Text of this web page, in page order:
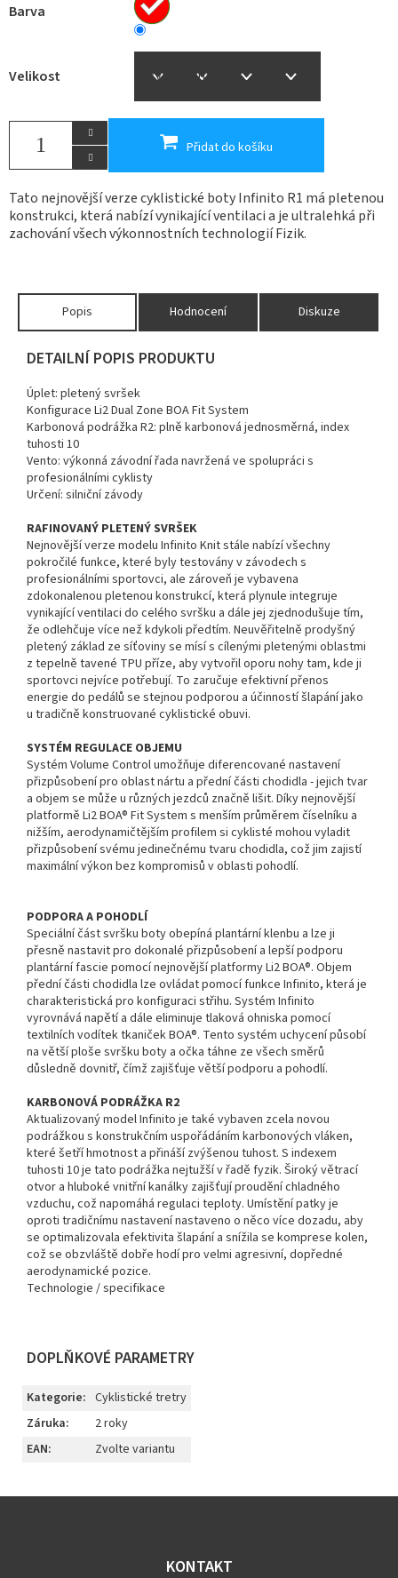
Barva
Velikost
Přidat do košíku
Tato nejnovější verze cyklistické boty Infinito R1 má pletenou
konstrukci, která nabízí vynikající ventilaci a je ultralehká při
zachování všech výkonnostních technologií Fizik.
Popis Hodnocení Diskuze
DETAILNÍ POPIS PRODUKTU
Úplet: pletený svršek
Konfigurace Li2 Dual Zone BOA Fit System
Karbonová podrážka R2: plně karbonová jednosměrná, index
tuhosti 10
Vento: výkonná závodní řada navržená ve spolupráci s
profesionálními cyklisty
Určení: silniční závody
RAFINOVANÝ PLETENÝ SVRŠEK
Nejnovější verze modelu Infinito Knit stále nabízí všechny
pokročilé funkce, které byly testovány v závodech s
profesionálními sportovci, ale zároveň je vybavena
zdokonalenou pletenou konstrukcí, která plynule integruje
vynikající ventilaci do celého svršku a dále jej zjednodušuje tím,
že odlehčuje více než kdykoli předtím. Neuvěřitelně prodyšný
pletený základ ze síťoviny se mísí s cílenými pletenými oblastmi
z tepelně tavené TPU příze, aby vytvořil oporu nohy tam, kde ji
sportovci nejvíce potřebují. To zaručuje efektivní přenos
energie do pedálů se stejnou podporou a účinností šlapání jako
u tradičně konstruované cyklistické obuvi.
SYSTÉM REGULACE OBJEMU
Systém Volume Control umožňuje diferencované nastavení
přizpůsobení pro oblast nártu a přední části chodidla - jejich tvar
a objem se může u různých jezdců značně lišit. Díky nejnovější
platformě Li2 BOA® Fit System s menším průměrem číselníku a
nižším, aerodynamičtějším profilem si cyklisté mohou vyladit
přizpůsobení svému jedinečnému tvaru chodidla, což jim zajistí
maximální výkon bez kompromisů v oblasti pohodlí.
PODPORA A POHODLÍ
Speciální část svršku boty obepíná plantární klenbu a lze ji
přesně nastavit pro dokonalé přizpůsobení a lepší podporu
plantární fascie pomocí nejnovější platformy Li2 BOA®. Objem
přední části chodidla lze ovládat pomocí funkce Infinito, která je
charakteristická pro konfiguraci střihu. Systém Infinito
vyrovnává napětí a dále eliminuje tlaková ohniska pomocí
textilních vodítek tkaniček BOA®. Tento systém uchycení působí
na větší ploše svršku boty a očka táhne ze všech směrů
důsledně dovnitř, čímž zajišťuje větší podporu a pohodlí.
KARBONOVÁ PODRÁŽKA R2
Aktualizovaný model Infinito je také vybaven zcela novou
podrážkou s konstrukčním uspořádáním karbonových vláken,
které šetří hmotnost a přináší zvýšenou tuhost. S indexem
tuhosti 10 je tato podrážka nejtužší v řadě fyzik. Široký větrací
otvor a hluboké vnitřní kanálky zajišťují proudění chladného
vzduchu, což napomáhá regulaci teploty. Umístění patky je
oproti tradičnímu nastavení nastaveno o něco více dozadu, aby
se optimalizovala efektivita šlapání a snížila se komprese kolen,
což se obzvláště dobře hodí pro velmi agresivní, dopředné
aerodynamické pozice.
Technologie / specifikace
DOPLŇKOVÉ PARAMETRY
Kategorie: Cyklistické tretry
Záruka:
2 roky
EAN: Zvolte variantu
Z
KONTAKT